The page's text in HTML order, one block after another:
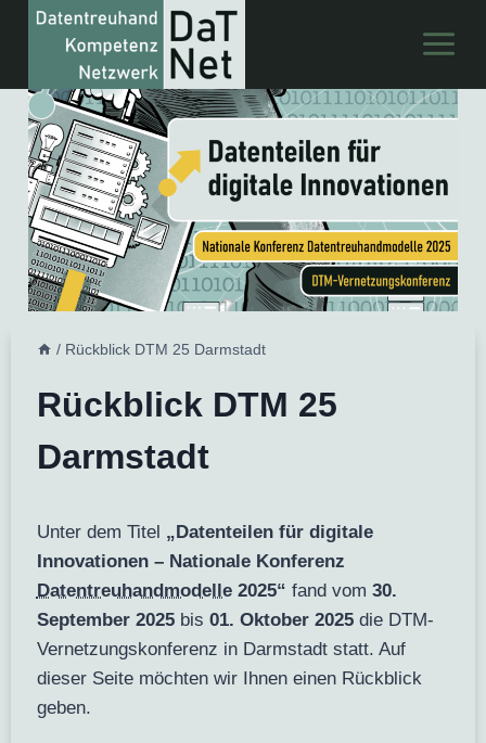
/ Rückblick DTM 25 Darmstadt
Rückblick DTM 25
Darmstadt
Unter dem Titel „Datenteilen für digitale
Innovationen – Nationale Konferenz
Datentreuhandmodelle2025“ fand vom 30.
September 2025bis 01. Oktober 2025die DTM-
Vernetzungskonferenz in Darmstadt statt. Auf
dieser Seite möchten wir Ihnen einen Rückblick
geben.